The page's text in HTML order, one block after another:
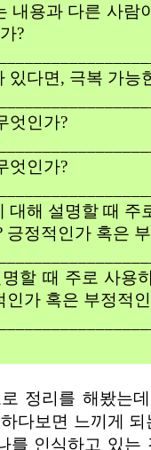
내용과 다른 사람
?
있다면 , 극복 가능
엇인가?
엇인가?
대해 설명할 때 주
긍정적인가 혹은
할 때 주로 사용
인가 혹은 부정적
정리를 해봤는
다보면 느끼게 되
를 인식하고 있는